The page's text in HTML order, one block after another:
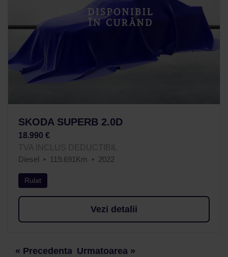
SKODA SUPERB 2.0D
18.990 €
TVA INCLUS DEDUCTIBIL
Diesel
119.691Km 2022
Rulat
Vezi detalii
« Precedenta Urmatoarea »